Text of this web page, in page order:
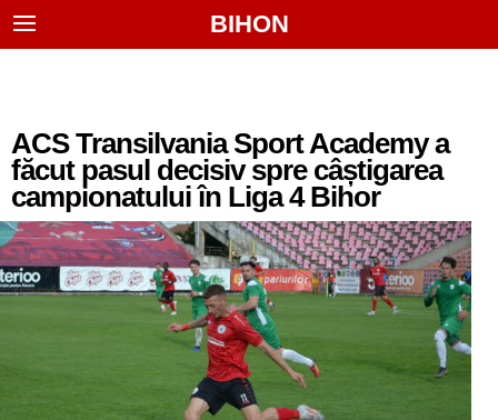
BIHON
ACS Transilvania Sport Academy a
făcut pasul decisiv spre câștigarea
campionatului în Liga 4 Bihor